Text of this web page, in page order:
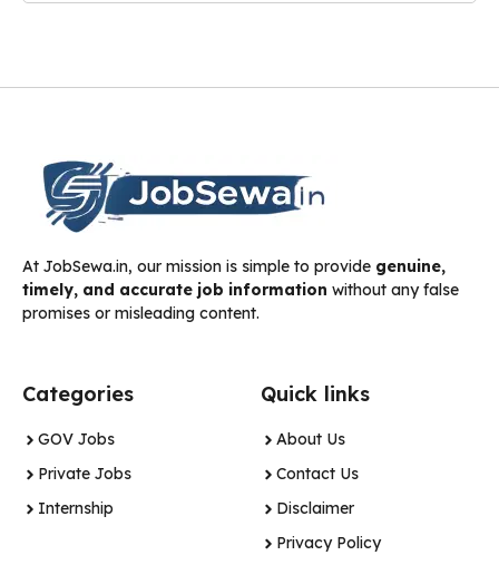
At JobSewa.in, our mission is simple to provide genuine,
timely, and accurate job information without any false
promises or misleading content.
Categories
GOV Jobs
Private Jobs
Internship
Quick links
About Us
Contact Us
Disclaimer
Privacy Policy